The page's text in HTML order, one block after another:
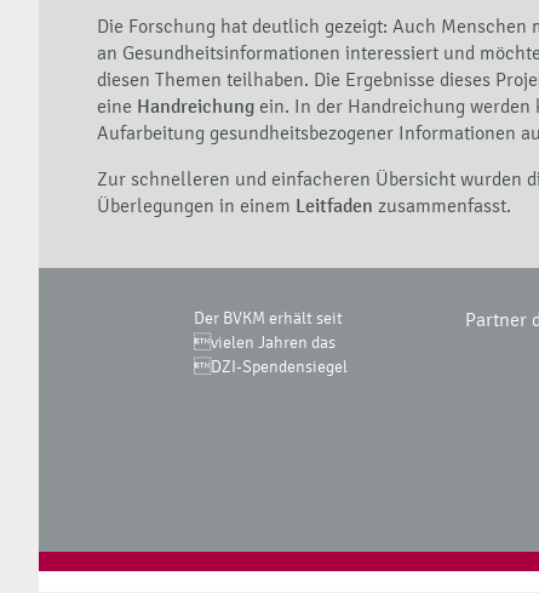
Die Forschung hat deutlich gezeigt: Auch Menschen
an Gesundheitsinformationen interessiert und
diesen Themen teilhaben. Die Ergebnisse dieses
eine Handreichung ein. In der Handreichung
Aufarbeitung gesundheitsbezogener Informationen
Zur schnelleren und einfacheren Übersicht wurden
Überlegungen in einem Leitfaden zusammenfasst.
Der BVKM erhält seit
vielen Jahren das
DZI-Spendensiegel
Partner